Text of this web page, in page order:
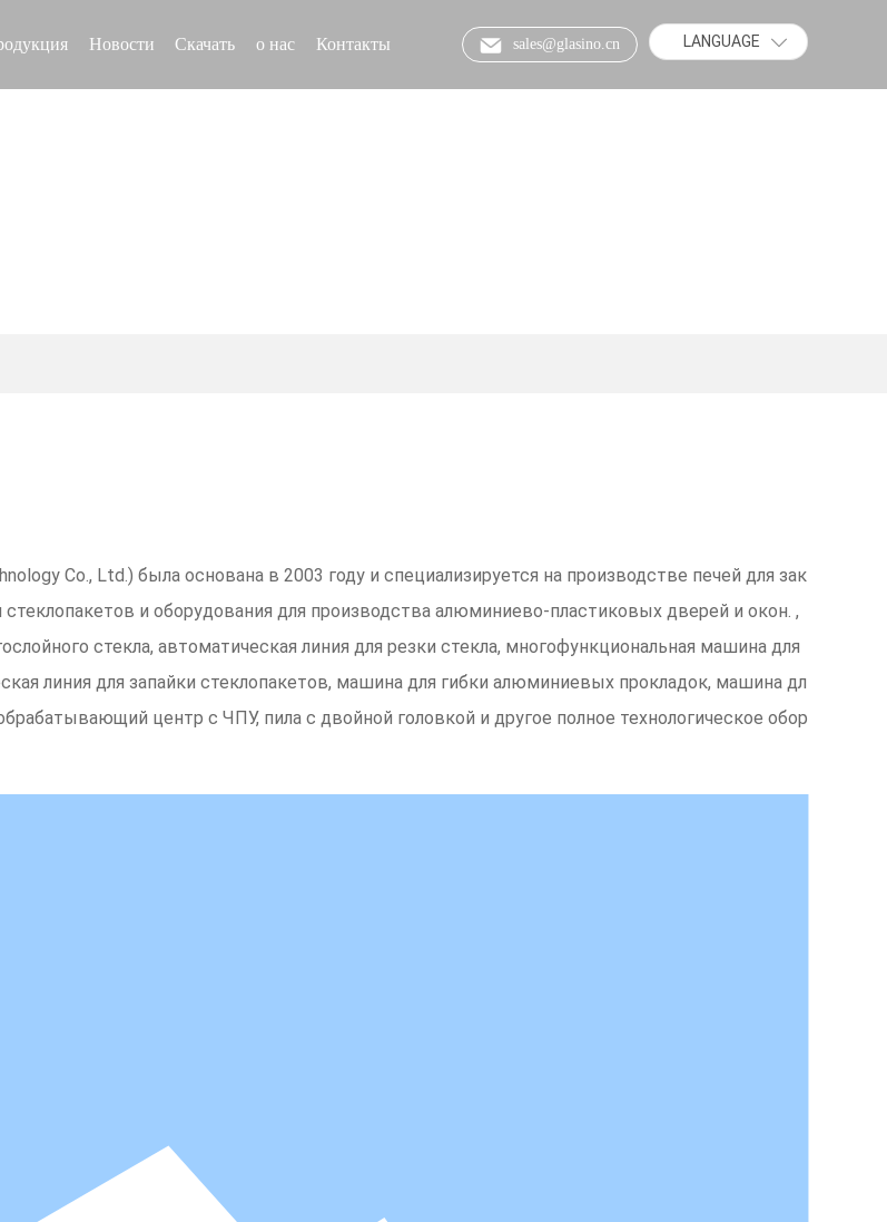
Новости Скачать о нас Контакты sales@glasino.cn LANGUAGE
Co., Ltd.) была основана в 2003 году и специализируется на производстве печей для зак
и оборудования для производства алюминиево-пластиковых дверей и окон. ,
стекла, автоматическая линия для резки стекла, многофункциональная машина для
линия для запайки стеклопакетов, машина для гибки алюминиевых прокладок, машина дл
центр с ЧПУ, пила с двойной головкой и другое полное технологическое обор